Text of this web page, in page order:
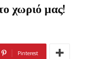
χωριό μας!
Pinterest